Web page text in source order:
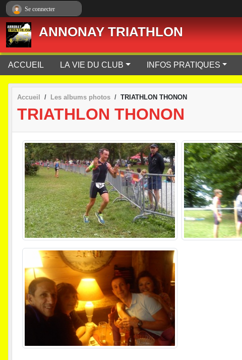
ANNONAY TRIATHLON
ACCUEIL LA VIE DU CLUB INFOS PRATIQUES
Accueil Les albums photos TRIATHLON THONON
TRIATHLON THONON
Se connecter
Panneau de gestion des cookies